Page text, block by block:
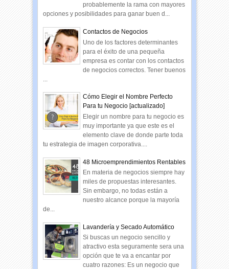
probablemente la rama con mayores
opciones y posibilidades para ganar buen d...
Contactos de Negocios
Uno de los factores determinantes
para el éxito de una pequeña
empresa es contar con los contactos
de negocios correctos. Tener buenos
Cómo Elegir el Nombre Perfecto
Para tu Negocio [actualizado]
Elegir un nombre para tu negocio es
muy importante ya que este es el
elemento clave de donde parte toda
tu estrategia de imagen corporativa....
48 Microemprendimientos Rentables
En materia de negocios siempre hay
miles de propuestas interesantes.
Sin embargo, no todas están a
nuestro alcance porque la mayoría
de...
Lavandería y Secado Automático
Si buscas un negocio sencillo y
atractivo esta seguramente sera una
opción que te va a encantar por
cuatro razones: Es un negocio que